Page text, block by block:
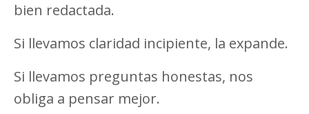
bien redactada.
Si llevamos claridad incipiente, la expande.
Si llevamos preguntas honestas, nos
obliga a pensar mejor.